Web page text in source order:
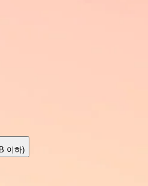
이하)